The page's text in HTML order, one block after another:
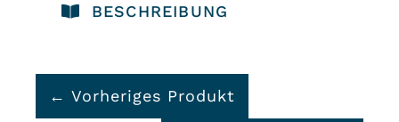
BESCHREIBUNG
← Vorheriges Produkt